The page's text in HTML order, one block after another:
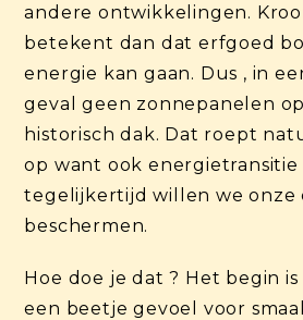
andere ontwikkelingen.
betekent dan dat erfgoed
energie kan gaan. Dus , in
geval geen zonnepanelen
historisch dak. Dat roept
op want ook energietransitie
tegelijkertijd willen we
beschermen.
Hoe doe je dat ? Het begin
een beetje gevoel voor